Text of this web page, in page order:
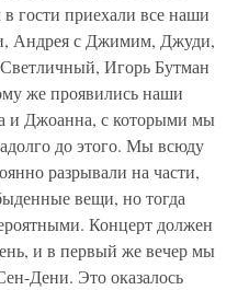
гости приехали все наши
Андрея с Джимим, Джуди,
Игорь Бутман
же проявились наши
и Джоанна, с которыми мы
до этого. Мы всюду
разрывали на части,
вещи, но тогда
Концерт должен
и в первый же вечер мы
Дени. Это оказалось